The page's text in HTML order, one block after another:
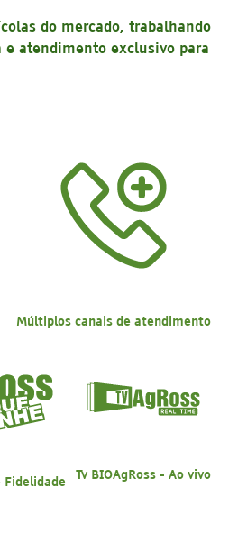
do mercado, trabalhando
atendimento exclusivo para
Múltiplos canais de atendimento
Fidelidade
Tv BIOAgRoss - Ao vivo